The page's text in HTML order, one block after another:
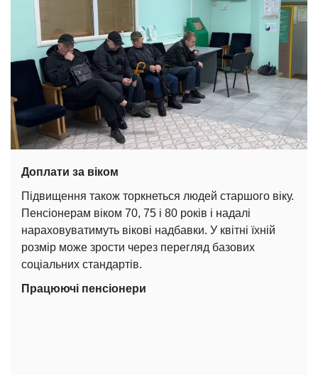
Доплати за віком
Підвищення також торкнеться людей старшого віку.
Пенсіонерам віком 70, 75 і 80 років і надалі
нараховуватимуть вікові надбавки. У квітні їхній
розмір може зрости через перегляд базових
соціальних стандартів.
Працюючі пенсіонери